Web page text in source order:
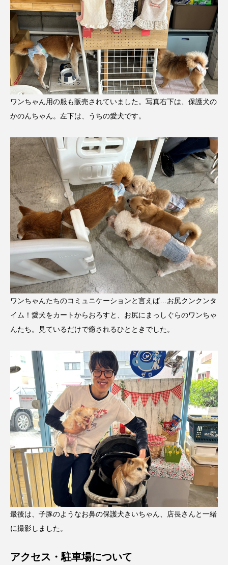
ワンちゃん用の服も販売されていました。写真右下は、保護犬の
かのんちゃん。左下は、うちの愛犬です。
ワンちゃんたちのコミュニケーションと言えば…お尻クンクンタ
イム！愛犬をカートからおろすと、お尻にまっしぐらのワンちゃ
んたち。見ているだけで癒されるひとときでした。
最後は、子豚のようなお鼻の保護犬きいちゃん、店長さんと一緒
に撮影しました。
アクセス・駐車場について